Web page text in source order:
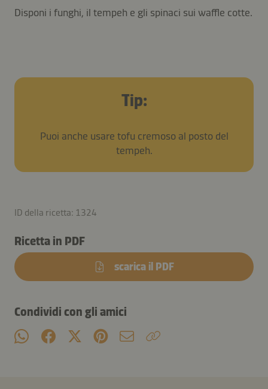
Disponi i funghi, il tempeh e gli spinaci sui waffle cotte.
Tip:
Puoi anche usare tofu cremoso al posto del
tempeh.
ID della ricetta: 1324
Ricetta in PDF
scarica il PDF
Condividi con gli amici